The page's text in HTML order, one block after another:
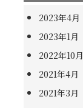
2023年4月
2023年1月
2022年10月
2021年4月
2021年3月